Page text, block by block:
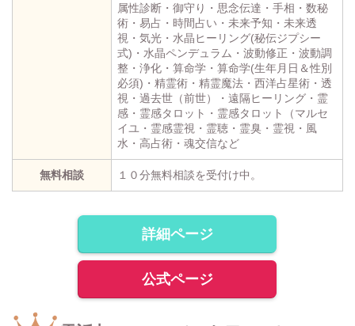
属性診断・御守り・思念伝達・手相・数秘
術・易占・時間占い・未来予知・未来透
視・気光・水晶ヒーリング(秘伝ジプシー
式)・水晶ペンデュラム・波動修正・波動調
整・浄化・算命学・算命学(生年月日＆性別
必須)・精霊術・精霊魔法・西洋占星術・透
視・過去世（前世）・遠隔ヒーリング・霊
感・霊感タロット・霊感タロット（マルセ
イユ・霊感霊視・霊聴・霊臭・霊視・風
水・高占術・魂交信など
無料相談 １０分無料相談を受付け中。
詳細ページ
公式ページ